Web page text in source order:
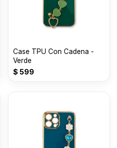
Case TPU Con Cadena -
Verde
$ 599